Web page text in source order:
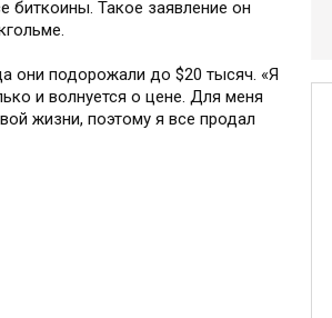
биткоины. Такое заявление он
они подорожали до $20 тысяч. «Я
и волнуется о цене. Для меня
жизни, поэтому я все продал